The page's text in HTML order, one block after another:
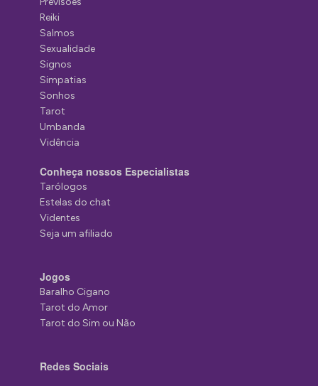
Reiki
Salmos
Sexualidade
Signos
Simpatias
Sonhos
Tarot
Umbanda
Vidência
Conheça nossos Especialistas
Tarólogos
Estelas do chat
Videntes
Seja um afiliado
Jogos
Baralho Cigano
Tarot do Amor
Tarot do Sim ou Não
Redes Sociais